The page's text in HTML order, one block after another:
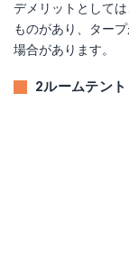
デメリットとして
ものがあり、ター
場合があります。
2ルームテント